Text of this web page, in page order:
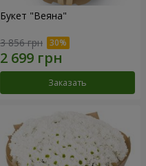
Букет "Веяна"
3 856 грн
Заказать